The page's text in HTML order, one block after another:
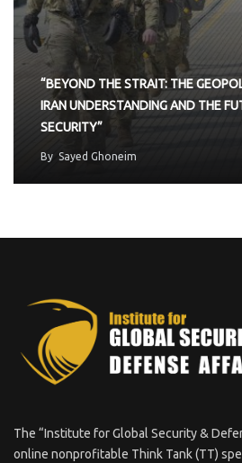
“BEYOND THE STRAIT: THE
IRAN UNDERSTANDING AND THE
SECURITY”
By Sayed Ghoneim
The “Institute for Global Security &
online nonprofitable Think Tank (TT)